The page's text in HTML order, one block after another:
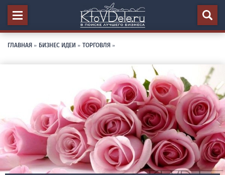
ГЛАВНАЯ » БИЗНЕС ИДЕИ » ТОРГОВЛЯ »